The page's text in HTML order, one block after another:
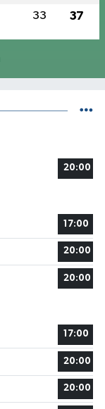
33 37
20:00
17:00
20:00
20:00
17:00
20:00
20:00